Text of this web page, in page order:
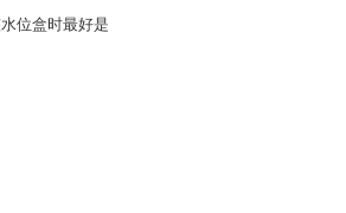
位盒时最好是